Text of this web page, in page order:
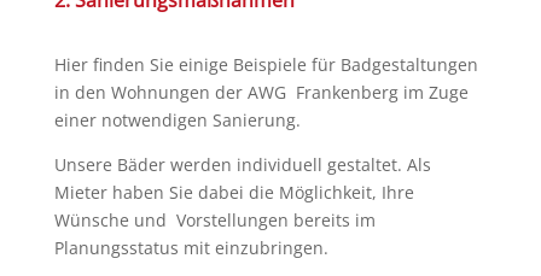
Hier finden Sie einige Beispiele für Badgestaltungen
in den Wohnungen der AWG Frankenberg im Zuge
einer notwendigen Sanierung.
Unsere Bäder werden individuell gestaltet. Als
Mieter haben Sie dabei die Möglichkeit, Ihre
Wünsche und Vorstellungen bereits im
Planungsstatus mit einzubringen.